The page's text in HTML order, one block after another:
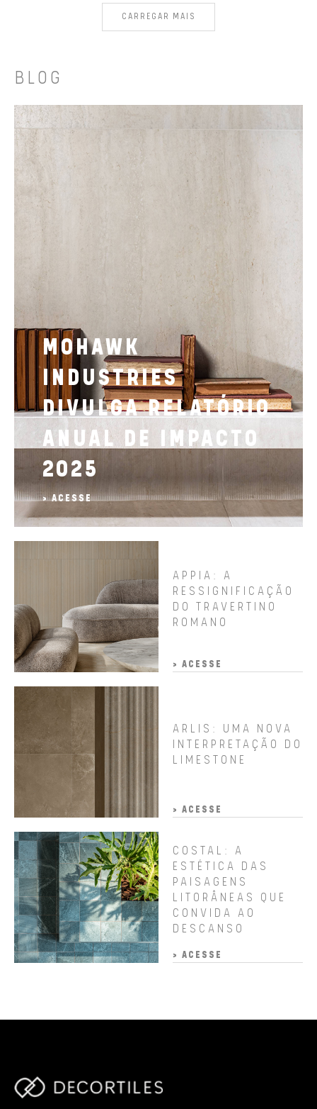
CARREGAR MAIS
BLOG
APPIA: A
RESSIGNIFICAÇÃO
DO TRAVERTINO
ROMANO
> ACESSE
ARLIS: UMA NOVA
INTERPRETAÇÃO DO
LIMESTONE
> ACESSE
COSTAL: A
ESTÉTICA DAS
PAISAGENS
LITORÂNEAS QUE
CONVIDA AO
DESCANSO
> ACESSE
MOHAWK
INDUSTRIES
DIVULGA RELATÓRIO
ANUAL DE IMPACTO
2025
> ACESSE